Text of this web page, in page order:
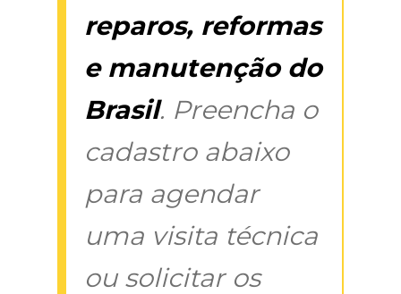
reparos, reformas
e manutenção do
Brasil. Preencha o
cadastro abaixo
para agendar
uma visita técnica
ou solicitar os